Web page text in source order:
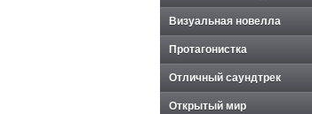
Визуальная новелла
Протагонистка
Отличный саундтрек
Открытый мир